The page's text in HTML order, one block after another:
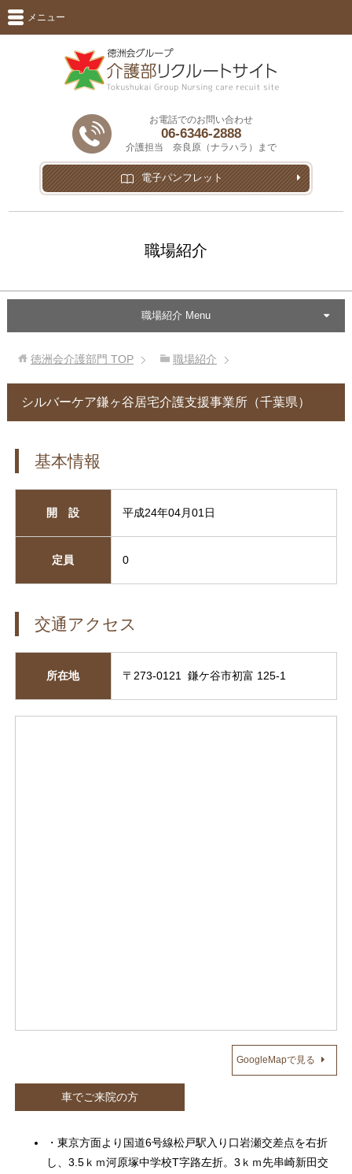
メニュー
お電話でのお問い合わせ
06-6346-2888
介護担当 奈良原（ナラハラ）まで
電子パンフレット
職場紹介
徳洲会介護部門 TOP 職場紹介
シルバーケア鎌ヶ谷居宅介護支援事業所（千葉県）
基本情報
開 設 平成24年04月01日
定員 0
交通アクセス
所在地 〒273-0121 鎌ケ谷市初富 125-1
GoogleMapで見る
車でご来院の方
・東京方面より国道6号線松戸駅入り口岩瀬交差点を右折
し、3.5ｋｍ河原塚中学校T字路左折。3ｋｍ先串崎新田交
職場紹介 Menu